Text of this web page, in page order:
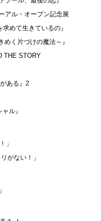
ル・オープン記念展
めて生きているの』
く片づけの魔法～』
THE STORY
ある』2
ル』
」
がない！」